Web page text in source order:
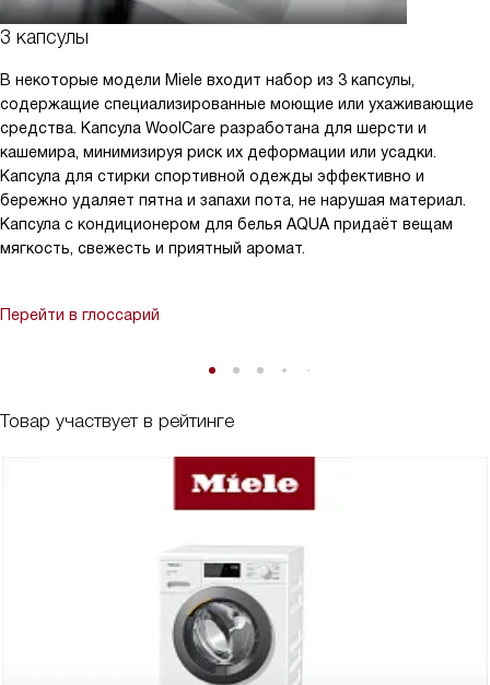
Товар участвует в рейтинге
3 капсулы
В некоторые модели Miele входит набор из 3 капсулы,
содержащие специализированные моющие или ухаживающие
средства. Капсула WoolCare разработана для шерсти и
кашемира, минимизируя риск их деформации или усадки.
Капсула для стирки спортивной одежды эффективно и
бережно удаляет пятна и запахи пота, не нарушая материал.
Капсула с кондиционером для белья AQUA придаёт вещам
мягкость, свежесть и приятный аромат.
Перейти в глоссарий